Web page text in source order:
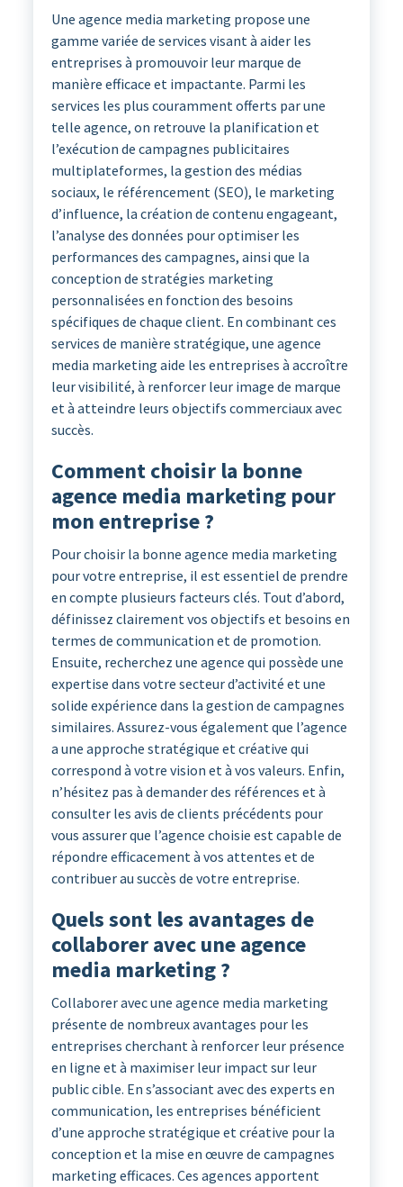
Une agence media marketing propose une
gamme variée de services visant à aider les
entreprises à promouvoir leur marque de
manière efficace et impactante. Parmi les
services les plus couramment offerts par une
telle agence, on retrouve la planification et
l’exécution de campagnes publicitaires
multiplateformes, la gestion des médias
sociaux, le référencement (SEO), le marketing
d’influence, la création de contenu engageant,
l’analyse des données pour optimiser les
performances des campagnes, ainsi que la
conception de stratégies marketing
personnalisées en fonction des besoins
spécifiques de chaque client. En combinant ces
services de manière stratégique, une agence
media marketing aide les entreprises à accroître
leur visibilité, à renforcer leur image de marque
et à atteindre leurs objectifs commerciaux avec
succès.
Comment choisir la bonne
agence media marketing pour
mon entreprise ?
Pour choisir la bonne agence media marketing
pour votre entreprise, il est essentiel de prendre
en compte plusieurs facteurs clés. Tout d’abord,
définissez clairement vos objectifs et besoins en
termes de communication et de promotion.
Ensuite, recherchez une agence qui possède une
expertise dans votre secteur d’activité et une
solide expérience dans la gestion de campagnes
similaires. Assurez-vous également que l’agence
a une approche stratégique et créative qui
correspond à votre vision et à vos valeurs. Enfin,
n’hésitez pas à demander des références et à
consulter les avis de clients précédents pour
vous assurer que l’agence choisie est capable de
répondre efficacement à vos attentes et de
contribuer au succès de votre entreprise.
Quels sont les avantages de
collaborer avec une agence
media marketing ?
Collaborer avec une agence media marketing
présente de nombreux avantages pour les
entreprises cherchant à renforcer leur présence
en ligne et à maximiser leur impact sur leur
public cible. En s’associant avec des experts en
communication, les entreprises bénéficient
d’une approche stratégique et créative pour la
conception et la mise en œuvre de campagnes
marketing efficaces. Ces agences apportent